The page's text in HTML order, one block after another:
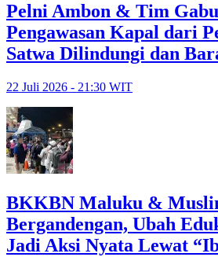
Pelni Ambon & Tim
Pengawasan Kapal dari
Satwa Dilindungi dan
22 Juli 2026 - 21:30 WIT
BKKBN Maluku &
Bergandengan, Ubah
Jadi Aksi Nyata Lewat